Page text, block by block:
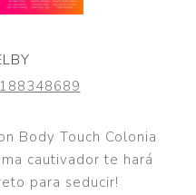
Body Touch Colonia
cautivador te hará
para seducir!